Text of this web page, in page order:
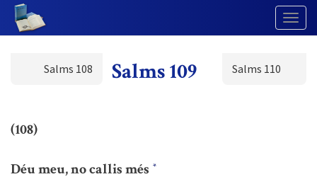
Salms 108 Salms 109 Salms 110
(108)
Déu meu, no callis més *